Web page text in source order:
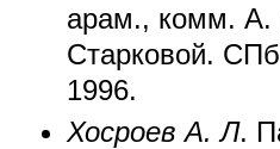
арам., комм. А.
Старковой.
1996.
Хосроев А. Л.